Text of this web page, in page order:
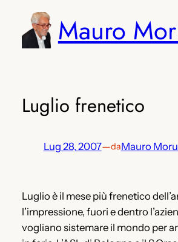
contenuto
Mauro
Luglio frenetico
Lug 28, 2007—daMauro
Luglio è il mese più frenetico
l’impressione, fuori e dentro
vogliano sistemare il mondo per